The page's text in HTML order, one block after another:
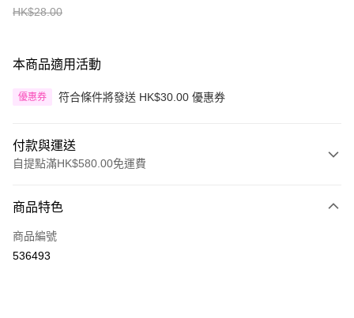
HK$28.00
本商品適用活動
優惠券 符合條件將發送 HK$30.00 優惠券
付款與運送
自提點滿HK$580.00免運費
信用卡
Apple Pay
商品特色
商品編號
536493